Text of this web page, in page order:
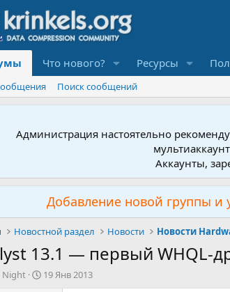
Что нового? Ресурсы
Поиск сообщений
Администрация настоятельно
Аккаунты,
Добавление новой группы и
Новостной раздел Новости Новости
13.1 — первый WHQL-
Night
Д
19 Янв 2013